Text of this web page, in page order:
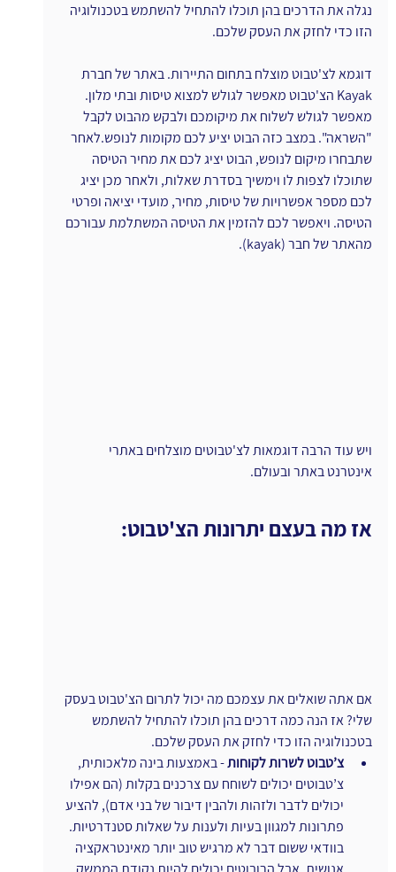
נגלה את הדרכים בהן תוכלו להתחיל להשתמש בטכנולוגיה
הזו כדי לחזק את העסק שלכם.
דוגמא לצ'טבוט מוצלח בתחום התיירות. באתר של חברת
Kayak הצ'טבוט מאפשר לגולש למצוא טיסות ובתי מלון.
מאפשר לגולש לשלוח את מיקומכם ולבקש מהבוט לקבל
"השראה". במצב כזה הבוט יציע לכם מקומות לנופש.לאחר
שתבחרו מיקום לנופש, הבוט יציג לכם את מחיר הטיסה
שתוכלו לצפות לו וימשיך בסדרת שאלות, ולאחר מכן יציג
לכם מספר אפשרויות של טיסות, מחיר, מועדי יציאה ופרטי
הטיסה. ויאפשר לכם להזמין את הטיסה המשתלמת עבורכם
מהאתר של חבר (kayak).
ויש עוד הרבה דוגמאות לצ'טבוטים מוצלחים באתרי
אינטרנט באתר ובעולם.
אז מה בעצם יתרונות הצ'טבוט:
אם אתה שואלים את עצמכם מה יכול לתרום הצ'טבוט בעסק
שלי? אז הנה כמה דרכים בהן תוכלו להתחיל להשתמש
בטכנולוגיה הזו כדי לחזק את העסק שלכם.
צ’טבוט לשרות לקוחות - באמצעות בינה מלאכותית,
צ’טבוטים יכולים לשוחח עם צרכנים בקלות (הם אפילו
יכולים לדבר ולזהות ולהבין דיבור של בני אדם), להציע
פתרונות למגוון בעיות ולענות על שאלות סטנדרטיות.
בוודאי ששום דבר לא מרגיש טוב יותר מאינטראקציה